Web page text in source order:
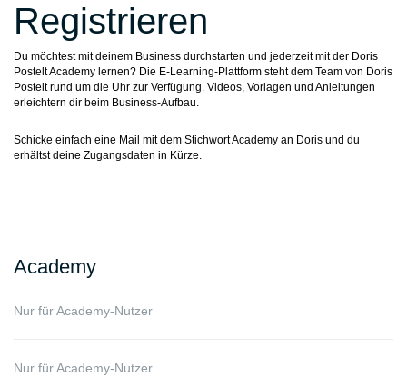
Registrieren
Du möchtest mit deinem Business durchstarten und jederzeit mit der Doris
Postelt Academy lernen? Die E-Learning-Plattform steht dem Team von Doris
Postelt rund um die Uhr zur Verfügung. Videos, Vorlagen und Anleitungen
erleichtern dir beim Business-Aufbau.
Schicke einfach eine Mail mit dem Stichwort Academy an Doris und du
erhältst deine Zugangsdaten in Kürze.
Academy
Nur für Academy-Nutzer
Nur für Academy-Nutzer